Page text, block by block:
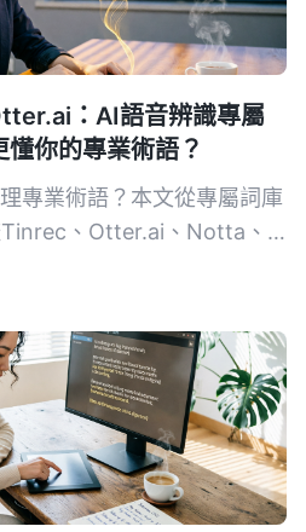
：AI語音辨識專屬
你的專業術語？
專業術語？本文從專屬詞庫
、Otter.ai、Notta、